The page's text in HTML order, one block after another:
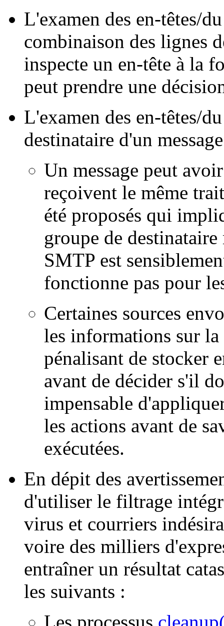
L'examen des en-têtes/
combinaison des lignes
inspecte un en-tête à la
peut prendre une
L'examen des en-têtes/
destinataire d'un
Un message peut
reçoivent le même
été proposés qui
groupe de
SMTP est
fonctionne pas pour
Certaines sources
les informations sur
pénalisant de stocker
avant de décider s'il
impensable
les actions avant de
exécutées.
En dépit des
d'utiliser le filtrage
virus et courriers
voire des milliers
entraîner un résultat
les suivants :